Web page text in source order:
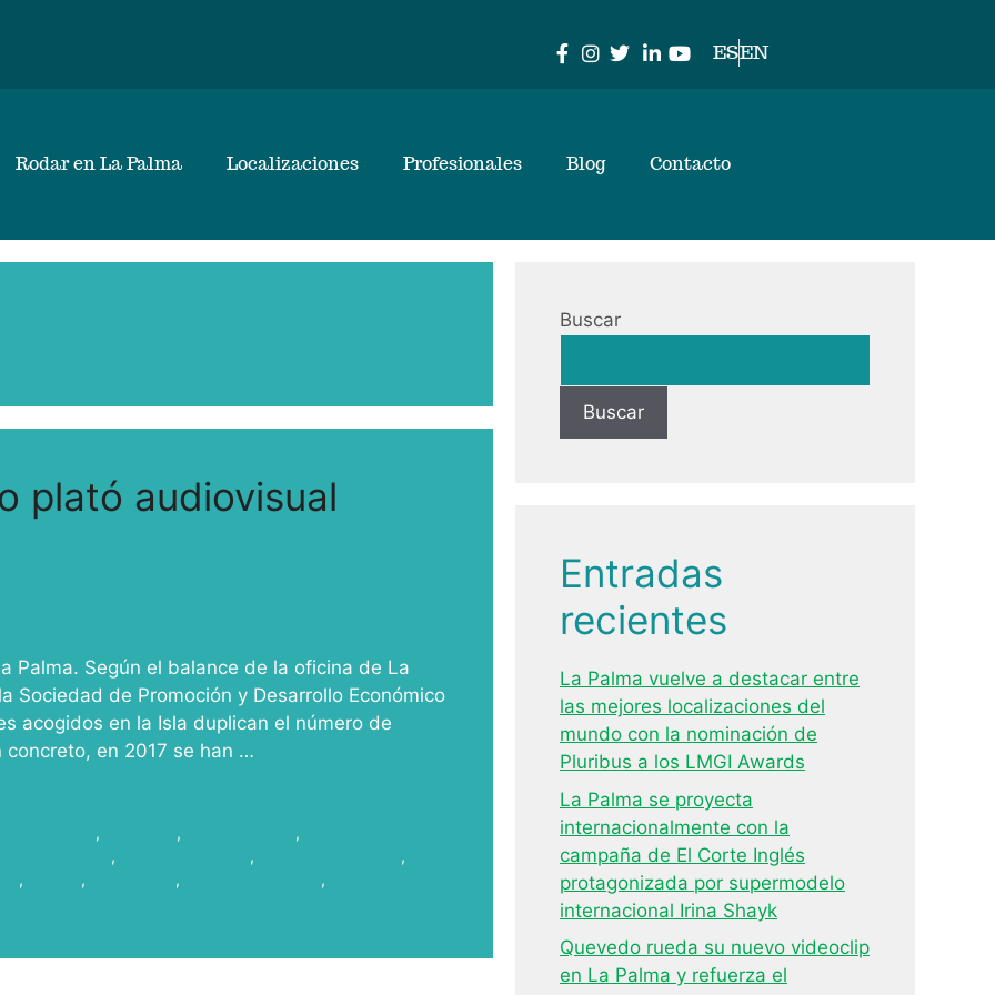
ESEN
Rodar en La Palma Localizaciones Profesionales Blog Contacto
plató audiovisual
Palma. Según el balance de la oficina de La
Sociedad de Promoción y Desarrollo Económico
acogidos en la Isla duplican el número de
concreto, en 2017 se han …
, , ,
, ,
,
, , , ,
Buscar
Buscar
Entradas
recientes
La Palma vuelve a destacar entre
las mejores localizaciones del
mundo con la nominación de
Pluribus a los LMGI Awards
La Palma se proyecta
internacionalmente con la
campaña de El Corte Inglés
protagonizada por supermodelo
internacional Irina Shayk
Quevedo rueda su nuevo videoclip
en La Palma y refuerza el